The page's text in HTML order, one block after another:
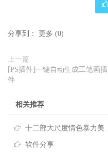
分享到： 更多 (0)
上一篇
⌈PS插件⌋一键自动生成工笔画插
件
相关推荐
十二部大尺度情色暴力美剧收藏[12P]
软件分享